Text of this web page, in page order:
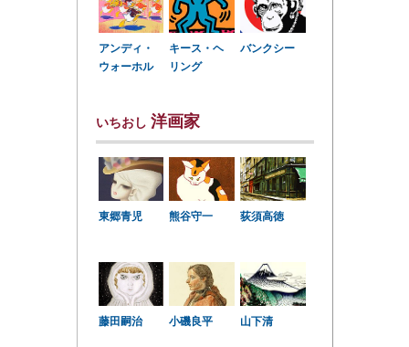
アンディ・
ウォーホル
キース・ヘ
リング
バンクシー
いちおし 洋画家
東郷青児 熊谷守一 荻須高徳
藤田嗣治 小磯良平 山下清